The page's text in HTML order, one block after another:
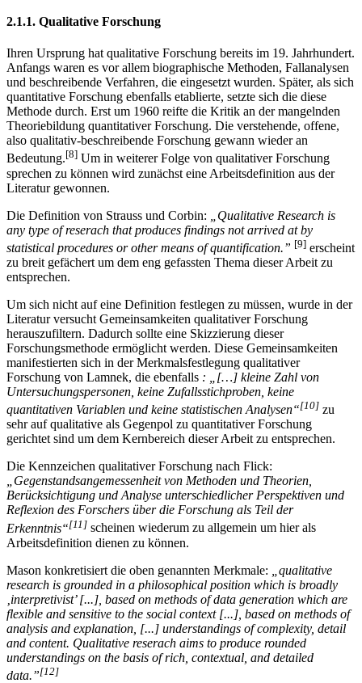
Ihren Ursprung hat qualitative Forschung bereits im 19. Jahrhundert.
Anfangs waren es vor allem biographische Methoden, Fallanalysen
und beschreibende Verfahren, die eingesetzt wurden. Später, als sich
quantitative Forschung ebenfalls etablierte, setzte sich die diese
Methode durch. Erst um 1960 reifte die Kritik an der mangelnden
Theoriebildung quantitativer Forschung. Die verstehende, offene,
also qualitativ-beschreibende Forschung gewann wieder an
Bedeutung.[8]Um in weiterer Folge von qualitativer Forschung
sprechen zu können wird zunächst eine Arbeitsdefinition aus der
Die Definition von Strauss und Corbin:„Qualitative Research is
any type of reserach that produces findings not arrived at by
statistical procedures or other means of quantification.” [9]erscheint
zu breit gefächert um dem eng gefassten Thema dieser Arbeit zu
Um sich nicht auf eine Definition festlegen zu müssen, wurde in der
Literatur versucht Gemeinsamkeiten qualitativer Forschung
herauszufiltern. Dadurch sollte eine Skizzierung dieser
Forschungsmethode ermöglicht werden. Diese Gemeinsamkeiten
manifestierten sich in der Merkmalsfestlegung qualitativer
Forschung von Lamnek, die ebenfalls: „[…] kleine Zahl von
Untersuchungspersonen, keine Zufallsstichproben, keine
quantitativen Variablen und keine statistischen Analysen“[10]
sehr auf qualitative als Gegenpol zu quantitativer Forschung
Die Kennzeichen qualitativer Forschung nach Flick:
„Gegenstandsangemessenheit von Methoden und Theorien,
Berücksichtigung und Analyse unterschiedlicher Perspektiven und
Reflexion des Forschers über die Forschung als Teil der
Erkenntnis“[11] scheinen wiederum zu allgemein um hier als
Mason konkretisiert die oben genannten Merkmale:„qualitative
research is grounded in a philosophical position which is broadly
‚interpretivist’ [...], based on methods of data generation which are
flexible and sensitive to the social context [...], based on methods of
analysis and explanation, [...] understandings of complexity, detail
and content. Qualitative reserach aims to produce rounded
understandings on the basis of rich, contextual, and detailed